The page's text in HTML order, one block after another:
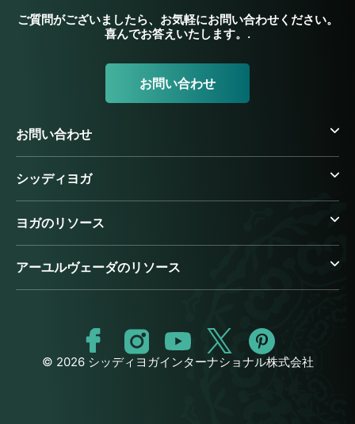
ご質問がございましたら、お気軽にお問い合わせください。
喜んでお答えいたします。.
お問い合わせ
お問い合わせ
シッディヨガ
ヨガのリソース
アーユルヴェーダのリソース
© 2026 シッディヨガインターナショナル株式会社